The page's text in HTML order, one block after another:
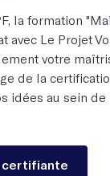
la formation
avec Le Projet
votre
de la
idées au sein
certifiante